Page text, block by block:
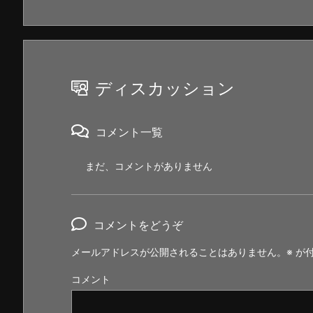
ディスカッション
コメント一覧
まだ、コメントがありません
コメントをどうぞ
メールアドレスが公開されることはありません。 ※ が
コメント